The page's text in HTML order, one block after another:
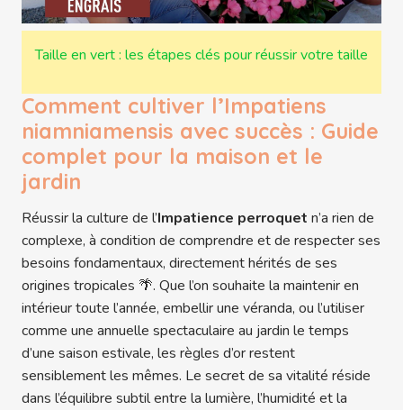
Taille en vert : les étapes clés pour réussir votre taille
Comment cultiver l’Impatiens
niamniamensis avec succès : Guide
complet pour la maison et le
jardin
Réussir la culture de l’Impatience perroquet n’a rien de
complexe, à condition de comprendre et de respecter ses
besoins fondamentaux, directement hérités de ses
origines tropicales 🌴. Que l’on souhaite la maintenir en
intérieur toute l’année, embellir une véranda, ou l’utiliser
comme une annuelle spectaculaire au jardin le temps
d’une saison estivale, les règles d’or restent
sensiblement les mêmes. Le secret de sa vitalité réside
dans l’équilibre subtil entre la lumière, l’humidité et la